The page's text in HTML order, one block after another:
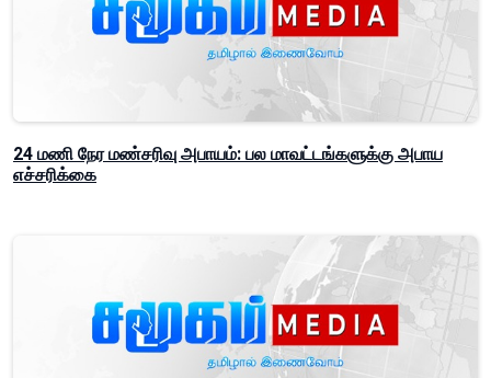
24 மணி நேர மண்சரிவு அபாயம்: பல மாவட்டங்களுக்கு அபாய
எச்சரிக்கை